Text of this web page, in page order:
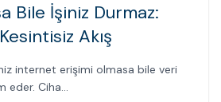
Bile İşiniz Durmaz:
Akış
internet erişimi olmasa bile veri
eder. Ciha...